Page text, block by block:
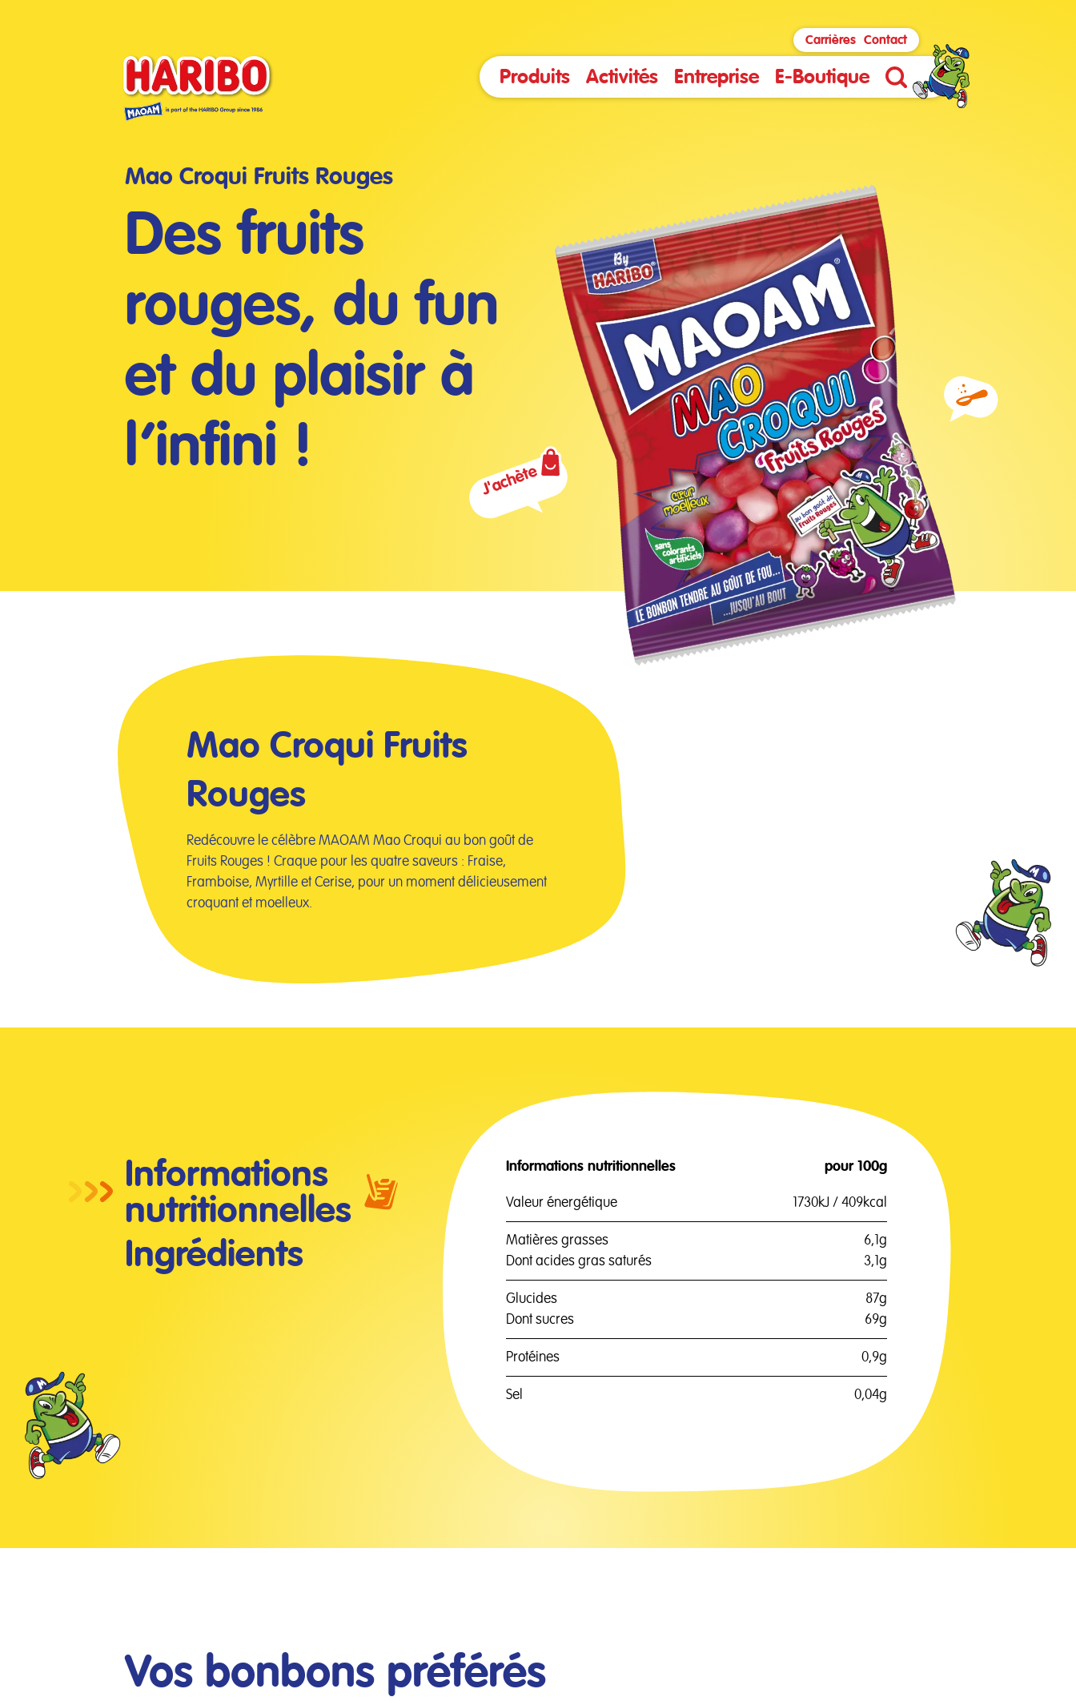
Produits Activités Entreprise E-Boutique
Search
Carrières Contact
Mao Croqui Fruits Rouges
Des fruits
rouges, du fun
et du plaisir à
l’infini !
Ingrédients
J'achète
Mao Croqui Fruits
Rouges
Redécouvre le célèbre MAOAM Mao Croqui au bon goût de
Fruits Rouges ! Craque pour les quatre saveurs : Fraise,
Framboise, Myrtille et Cerise, pour un moment délicieusement
croquant et moelleux.
Informations
nutritionnelles
Ingrédients
Informations nutritionnelles pour 100g
Valeur énergétique 1730kJ / 409kcal
Matières grasses
6,1g
Dont acides gras saturés
3,1g
Glucides
87g
Dont sucres
69g
Protéines 0,9g
Sel 0,04g
Vos bonbons préférés